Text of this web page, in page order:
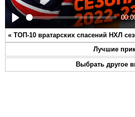
Play
« ТОП-10 вратарских спасений НХЛ
Лучшие
Выбрать другое